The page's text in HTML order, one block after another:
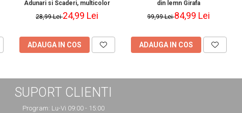
Adunari si Scaderi, multicolor
28,99 Lei24,99 Lei
ADAUGA IN COS
din lemn Girafa
99,99 Lei84,99 Lei
ADAUGA IN COS
SUPORT CLIENTI
Program: Lu-Vi 09:00 - 15:00